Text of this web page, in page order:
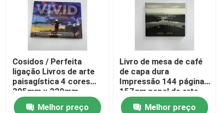
Cosidos / Perfeita
ligação Livros de arte
paisagística 4 cores
305mm x 229mm
Melhor preço
Livro de mesa de café
de capa dura
Impressão 144 páginas
157gm papel de arte
Melhor preço